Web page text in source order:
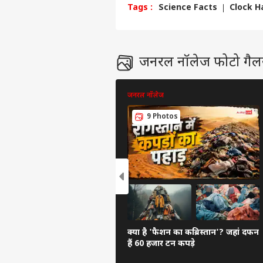
Tags :
Science Facts Clock
जनरल नॉलेज फोटो
जनरल नॉलेज
9 Photos
क्या है 'फैशन का कब्रिस्तान'? जहां दफन
हैं 60 हजार टन कपड़े
कॉन्टैक्ट अस
करियर्स
LOGIN
कर
था
के
फिल्में